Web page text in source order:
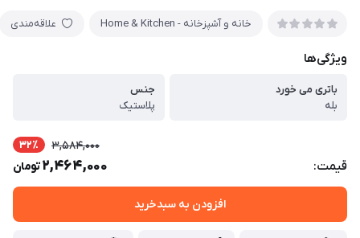
خانه و آشپزخانه - Home & Kitchen علاقه‌مندی
ویژگی‌ها
باتری می خورد
بله
جنس
پلاستیک
قیمت:
3,584,000 32٪
2,464,000تومان
افزودن به سبدخرید